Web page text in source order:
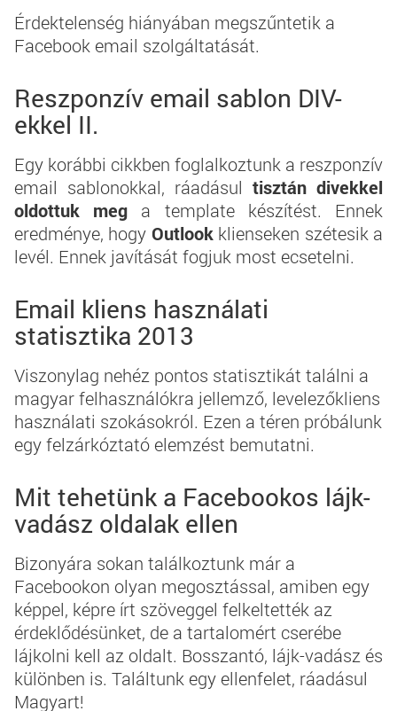
Érdektelenség hiányában megszűntetik a
Facebook email szolgáltatását.
Reszponzív email sablon DIV-
ekkel II.
Egy korábbi cikkben foglalkoztunk a reszponzív
email sablonokkal, ráadásul tisztán divekkel
oldottuk meg a template készítést. Ennek
eredménye, hogy Outlook klienseken szétesik a
levél. Ennek javítását fogjuk most ecsetelni.
Email kliens használati
statisztika 2013
Viszonylag nehéz pontos statisztikát találni a
magyar felhasználókra jellemző, levelezőkliens
használati szokásokról. Ezen a téren próbálunk
egy felzárkóztató elemzést bemutatni.
Mit tehetünk a Facebookos lájk-
vadász oldalak ellen
Bizonyára sokan találkoztunk már a
Facebookon olyan megosztással, amiben egy
képpel, képre írt szöveggel felkeltették az
érdeklődésünket, de a tartalomért cserébe
lájkolni kell az oldalt. Bosszantó, lájk-vadász és
különben is. Találtunk egy ellenfelet, ráadásul
Magyart!